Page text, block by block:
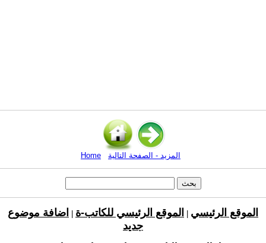
Home المزيد - الصفحة التالية
الموقع الرئيسي الموقع الرئيسي للكاتب-ة
اضافة موضوع
جديد